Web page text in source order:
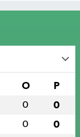
O P
0 0
0 0